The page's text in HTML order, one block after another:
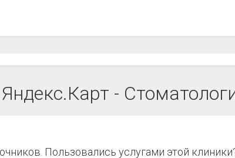
-
Пользовались услугами этой